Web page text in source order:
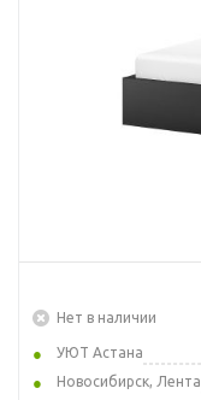
Нет в наличии
УЮТ Астана
Новосибирск, Лента